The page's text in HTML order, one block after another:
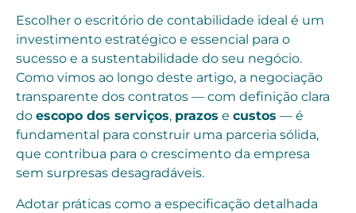
Escolher o escritório de contabilidade ideal é um
investimento estratégico e essencial para o
sucesso e a sustentabilidade do seu negócio.
Como vimos ao longo deste artigo, a negociação
transparente dos contratos — com definição clara
do escopo dos serviços, prazos e custos — é
fundamental para construir uma parceria sólida,
que contribua para o crescimento da empresa
sem surpresas desagradáveis.
Adotar práticas como a especificação detalhada